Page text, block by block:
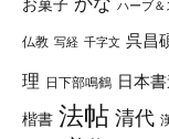
お菓子 ハーブ＆
仏教 写経 千字文 呉昌
理 日下部鳴鶴 日本
楷書 法帖 清代